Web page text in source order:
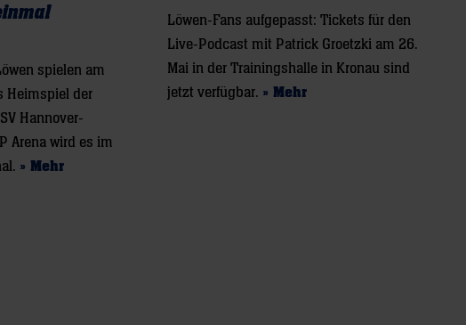
spielen am
Heimspiel der
Hannover-
Arena wird es im
» Mehr
Löwen-Fans aufgepasst: Tickets für den
Live-Podcast mit Patrick Groetzki am 26.
Mai in der Trainingshalle in Kronau sind
jetzt verfügbar. » Mehr